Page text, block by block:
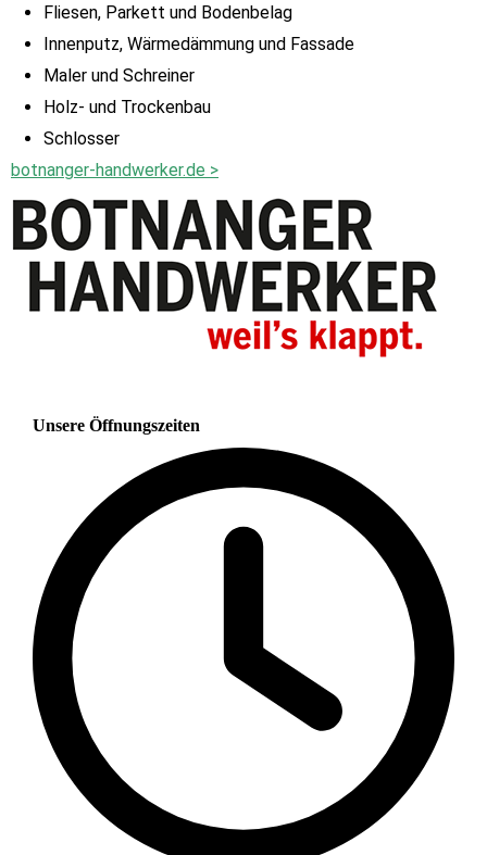
Fliesen, Parkett und Bodenbelag
Innenputz, Wärmedämmung und Fassade
Maler und Schreiner
Holz- und Trockenbau
Schlosser
botnanger-handwerker.de >
Unsere Öffnungszeiten